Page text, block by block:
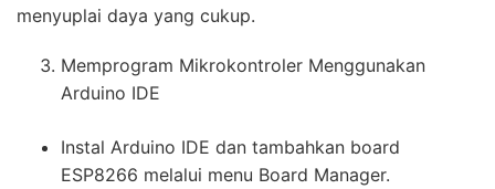
menyuplai daya yang cukup.
Memprogram Mikrokontroler Menggunakan
Arduino IDE
Instal Arduino IDE dan tambahkan board
ESP8266 melalui menu Board Manager.